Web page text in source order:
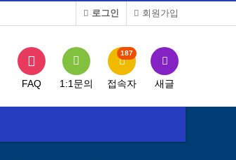
회원가입
로그인
FAQ 1:1문의 접속자
187
새글